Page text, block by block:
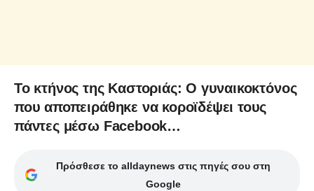
Το κτήνος της Καστοριάς: Ο γυναικοκτόνος
που αποπειράθηκε να κοροϊδέψει τους
πάντες μέσω Facebook…
Πρόσθεσε το alldaynews στις πηγές σου στη
Google